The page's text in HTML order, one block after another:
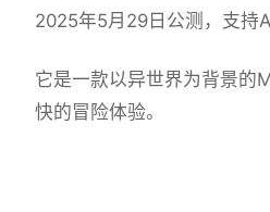
2025年5月29日公测，支持
它是一款以异世界为背景的
快的冒险体验。